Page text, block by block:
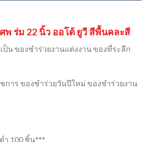
พ ร่ม 22 นิ้ว ออโต้ ยูวี สีพื้นคละสี
ป็น ของชำร่วยงานแต่งงาน ของที่ระลึก
การ ของชำร่วยวันปีใหม่ ของชำร่วยงาน
100 ชิ้น***